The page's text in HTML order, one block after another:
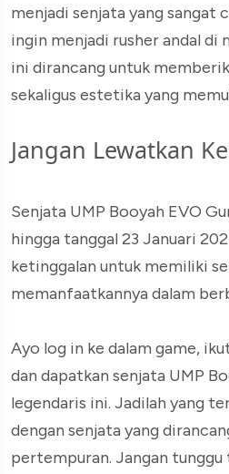
menjadi senjata yang sangat
ingin menjadi rusher andal di
ini dirancang untuk
sekaligus estetika yang
Jangan Lewatkan
Senjata UMP Booyah EVO
hingga tanggal 23 Januari
ketinggalan untuk memiliki
memanfaatkannya dalam
Ayo log in ke dalam game,
dan dapatkan senjata UMP
legendaris ini. Jadilah yang
dengan senjata yang
pertempuran. Jangan tunggu